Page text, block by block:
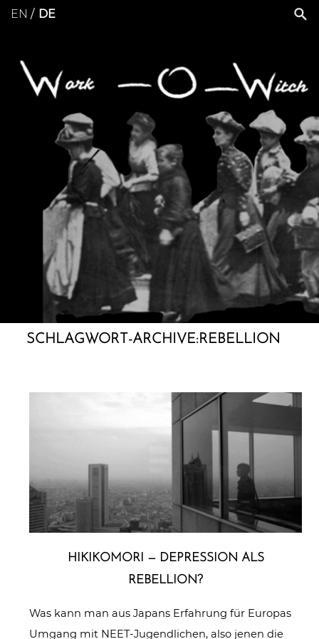
EN DE
SCHLAGWORT-ARCHIVE:REBELLION
HIKI­KO­M­ORI — DEPRES­SI­ON ALS
REBELLION?
Was kann man aus Japans Erfahrung für Europas
Umgang mit NEET-Jugendlichen, also jenen die